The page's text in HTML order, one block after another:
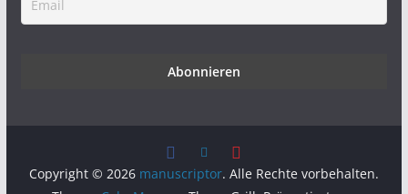
Copyright © 2026 manuscriptor. Alle Rechte vorbehalten.